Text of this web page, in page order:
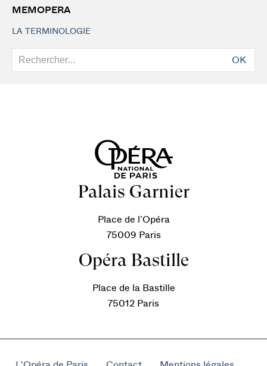
MEMOPERA
LA TERMINOLOGIE
OK
Palais Garnier
Place de l’Opéra
75009 Paris
Opéra Bastille
Place de la Bastille
75012 Paris